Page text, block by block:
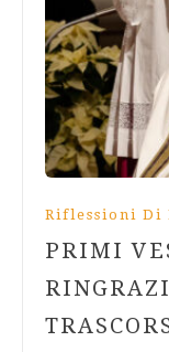
Riflessioni Di
PRIMI